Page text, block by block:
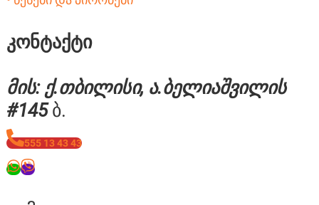
კონტაქტი
მის: ქ.თბილისი, ა.ბელიაშვილის
#145ბ.
555 13 43 43